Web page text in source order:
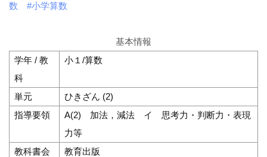
数
#小学算数
基本情報
学年 / 教
科
小１/算数
単元
ひきざん (2)
指導要領
A(2) 加法，減法 イ 思考力・判断力・表現
力等
教科書会
教育出版